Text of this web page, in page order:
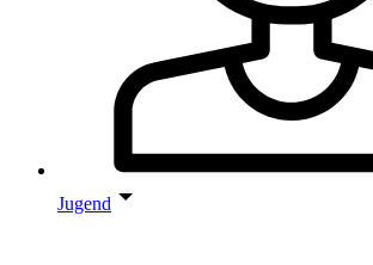
Jugend